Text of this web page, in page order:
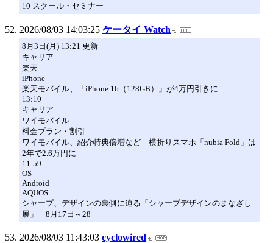
10 スクール・セミナー
2026/08/03 14:03:25 ケータイ Watch
8月3日(月) 13:21 更新
キャリア
楽天
iPhone
楽天モバイル、「iPhone 16（128GB）」が4万円引きに
13:10
キャリア
ワイモバイル
料金プラン・割引
ワイモバイル、紹介特典倍増など 横折りスマホ「nubia Fold」は
2年で2.6万円に
11:59
OS
Android
AQUOS
シャープ、デザインの裏側に迫る「シャープデザインのまなざし
展」 8月17日～28
2026/08/03 11:43:03 cyclowired